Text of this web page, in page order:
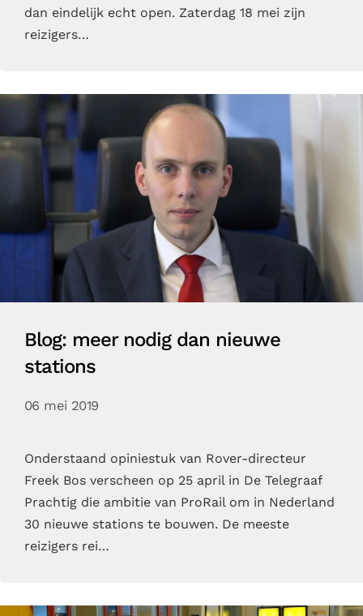
dan eindelijk echt open. Zaterdag 18 mei zijn
reizigers…
Blog: meer nodig dan nieuwe
stations
06 mei 2019
Onderstaand opiniestuk van Rover-directeur
Freek Bos verscheen op 25 april in De Telegraaf
Prachtig die ambitie van ProRail om in Nederland
30 nieuwe stations te bouwen. De meeste
reizigers rei…